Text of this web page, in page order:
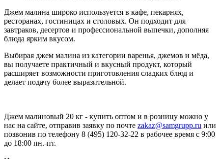
Джем малина широко используется в кафе, пекарнях,
ресторанах, гостиницах и столовых. Он подходит для
завтраков, десертов и профессиональной выпечки, дополняя
блюда ярким вкусом.
Выбирая джем малина из категории варенья, джемов и мёда,
вы получаете практичный и вкусный продукт, который
расширяет возможности приготовления сладких блюд и
делает подачу более выразительной.
Джем малиновый 20 кг - купить оптом и в розницу можно у
нас на сайте, отправив заявку по почте zakaz@samgrupp.ru или
позвонив по телефону 8 (495) 120-32-22 в рабочее время с 9:00
до 18:00 пн.-пт.